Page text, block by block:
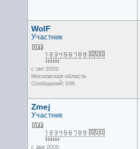
WolF
Участник
с окт 2003
Московская область
Сообщений: 595
Zmej
Участник
с дек 2005